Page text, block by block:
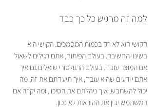
למה זה מרגיש כל כך כבד
הקושי הוא לא רק בכמות המסמכים. הקושי הוא
בשינוי החשיבה. בעולם הפיתוח, אתם רגילים לשאול
אם המוצר עובד. בעולם הרגולטורי שואלים גם איך
אתם יודעים שהוא עובד, איך תיעדתם את זה, מה
יכול להשתבש, איך ניהלתם את הסיכון, ומה יקרה אם
המשתמש יבין את ההוראות לא נכון.